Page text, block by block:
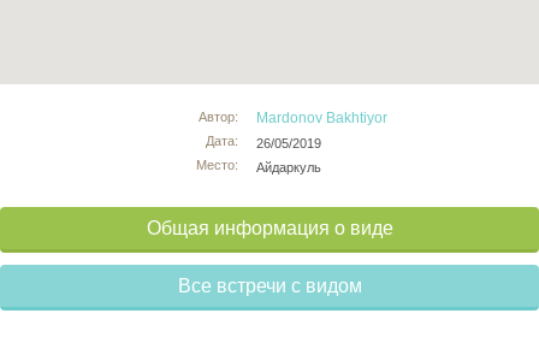
Автор:
Дата:
Место:
Mardonov Bakhtiyor
26/05/2019
Айдаркуль
Общая информация о виде
Все встречи с видом